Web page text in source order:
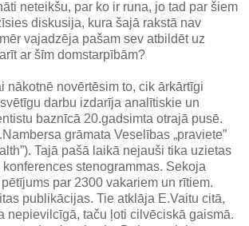
neteikšu, par ko ir runa, jo tad par šiem
diskusija, kura šajā rakstā nav
vajadzēja pašam sev atbildēt uz
ar šīm domstarpībām?
nākotnē novērtēsim to, cik ārkārtīgi
darbu izdarīja analītiskie un
baznīcā 20.gadsimta otrajā pusē.
grāmata Veselības „praviete”
Tajā pašā laikā nejauši tika uzietas
stenogrammas. Sekoja
par 2300 vakariem un rītiem.
publikācijas. Tie atklāja E.Vaitu citā,
nepievilcīgā, taču ļoti cilvēciskā gaismā.